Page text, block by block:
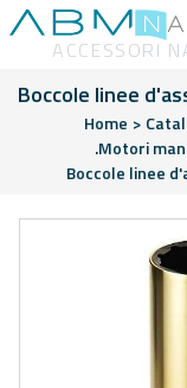
ACCESSORI
Boccole linee
Home >
.Motori
Boccole linee